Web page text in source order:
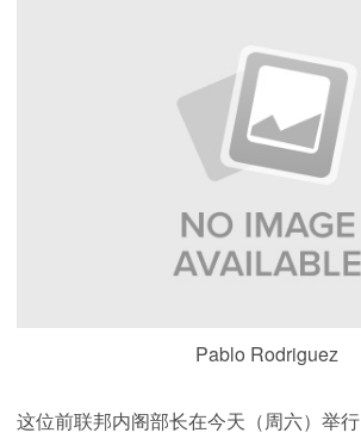
Pablo Rodriguez
这位前联邦内阁部长在今天（周六）举